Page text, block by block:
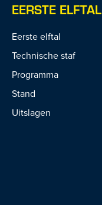
EERSTE ELFTAL
Eerste elftal
Technische staf
Programma
Stand
Uitslagen